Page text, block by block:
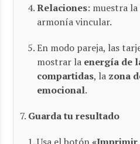
Relaciones: muestra
armonía vincular.
En modo pareja, las
mostrar la energía de
compartidas, la zona
emocional.
Guarda tu resultado